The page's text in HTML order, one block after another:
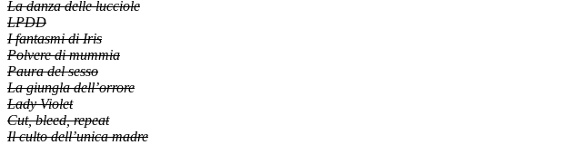
La danza delle lucciole
LPDD
I fantasmi di Iris
Polvere di mummia
Paura del sesso
La giungla dell’orrore
Lady Violet
Cut, bleed, repeat
Il culto dell’unica madre